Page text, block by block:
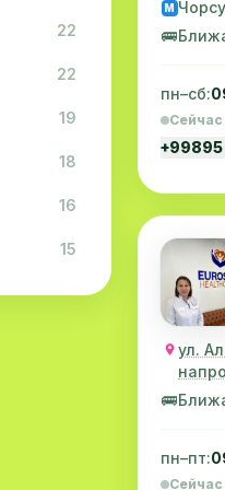
22
22
19
18
16
15
15
M Чорсу
🚌
пн–сб:
ул.
🚌
пн–пт: